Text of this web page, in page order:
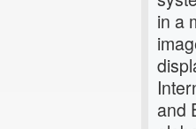
in a
and